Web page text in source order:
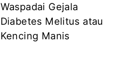
Waspadai Gejala
Diabetes Melitus atau
Kencing Manis